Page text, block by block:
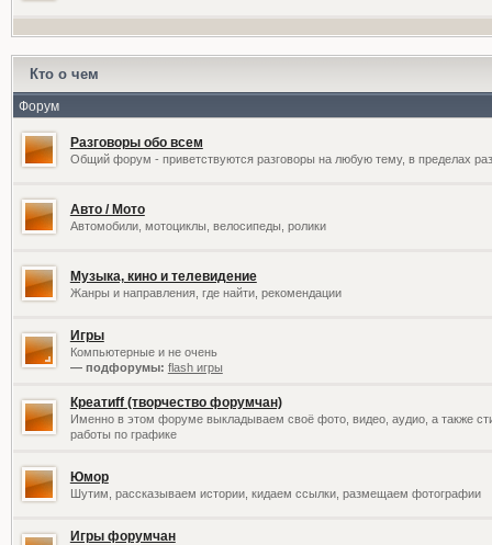
Кто о чем
Форум
Разговоры обо всем
Общий форум - приветствуются разговоры на любую тему, в пределах
Авто / Мото
Автомобили, мотоциклы, велосипеды, ролики
Музыка, кино и телевидение
Жанры и направления, где найти, рекомендации
Игры
Компьютерные и не очень
— подфорумы: flash игры
Креатиff (творчество форумчан)
Именно в этом форуме выкладываем своё фото, видео, аудио, а также
работы по графике
Юмор
Шутим, рассказываем истории, кидаем ссылки, размещаем фотографии
Игры форумчан